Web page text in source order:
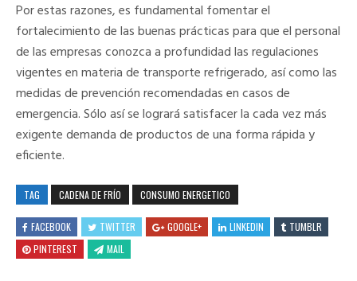
Por estas razones, es fundamental fomentar el
fortalecimiento de las buenas prácticas para que el personal
de las empresas conozca a profundidad las regulaciones
vigentes en materia de transporte refrigerado, así como las
medidas de prevención recomendadas en casos de
emergencia. Sólo así se logrará satisfacer la cada vez más
exigente demanda de productos de una forma rápida y
eficiente.
TAG CADENA DE FRÍO CONSUMO ENERGETICO
FACEBOOK TWITTER GOOGLE+ LINKEDIN
TUMBLR
PINTEREST
MAIL